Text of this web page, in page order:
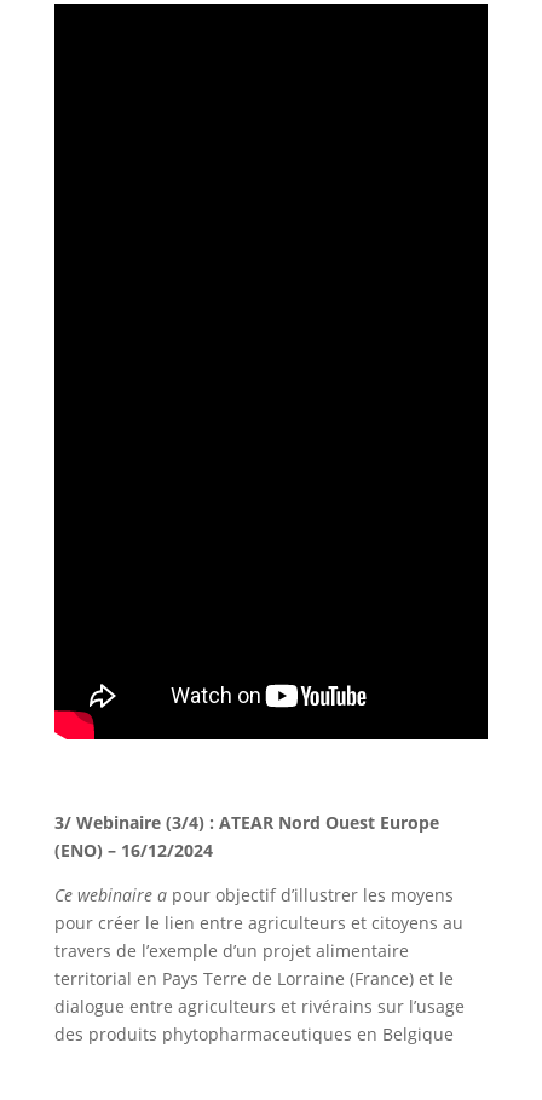
3/ Webinaire (3/4) : ATEAR Nord Ouest Europe
(ENO) – 16/12/2024
Ce webinaire apour objectif d’illustrer les moyens
pour créer le lien entre agriculteurs et citoyens au
travers de l’exemple d’un projet alimentaire
territorial en Pays Terre de Lorraine (France) et le
dialogue entre agriculteurs et rivérains sur l’usage
des produits phytopharmaceutiques en Belgique